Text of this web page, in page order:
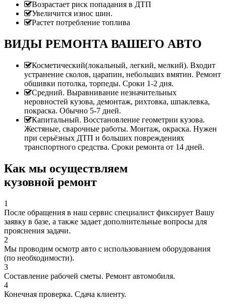
Возрастает риск попадания в ДТП
Увеличится износ шин.
Растет потребление топлива
ВИДЫ РЕМОНТА ВАШЕГО АВТО
Косметический(локальный, легкий, мелкий). Входит
устранение сколов, царапин, небольших вмятин. Ремонт
обшивки потолка, торпеды. Сроки 1-2 дня.
Средний. Выравнивание незначительных
неровностей кузова, демонтаж, рихтовка, шпаклевка,
покраска. Обычно 5-7 дней.
Капитальный. Восстановление геометрии кузова.
Жестяные, сварочные работы. Монтаж, окраска. Нужен
при серьёзных ДТП и больших повреждениях
транспортного средства. Сроки ремонта от 14 дней.
Как мы осуществляем
кузовной ремонт
1
После обращения в наш сервис специалист фиксирует Вашу
заявку в базе, а также задает дополнительные вопросы для
прояснения задачи.
2
Мы проводим осмотр авто с использованием оборудования
(по необходимости).
3
Составление рабочей сметы. Ремонт автомобиля.
4
Конечная проверка. Сдача клиенту.